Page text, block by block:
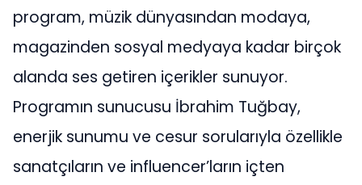
program, müzik dünyasından modaya,
magazinden sosyal medyaya kadar birçok
alanda ses getiren içerikler sunuyor.
Programın sunucusu İbrahim Tuğbay,
enerjik sunumu ve cesur sorularıyla özellikle
sanatçıların ve influencer’ların içten